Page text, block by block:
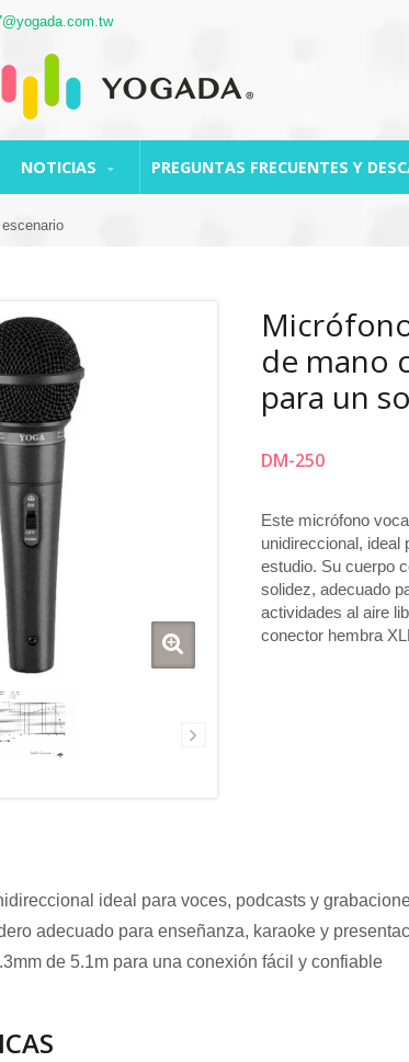
NOTICIAS PREGUNTAS FRECUENTES Y
ganso
de mano
para un
DM-250
Este micrófono
unidireccional, ideal
estudio. Su cuerpo
solidez, adecuado
actividades al aire
conector hembra
ideal para voces, podcasts y
adecuado para enseñanza, karaoke y
de 5.1m para una conexión fácil y confiable